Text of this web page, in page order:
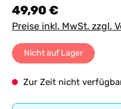
Regulärer Preis:
49,90 €
Preise inkl. MwSt. zzgl.
Nicht auf Lager
Zur Zeit nicht